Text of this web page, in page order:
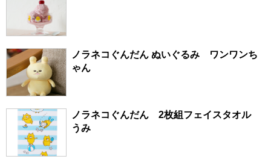
ノラネコぐんだん ぬいぐるみ ワンワンち
ゃん
ノラネコぐんだん 2枚組フェイスタオル
うみ